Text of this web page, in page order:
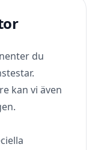
du
kan vi även